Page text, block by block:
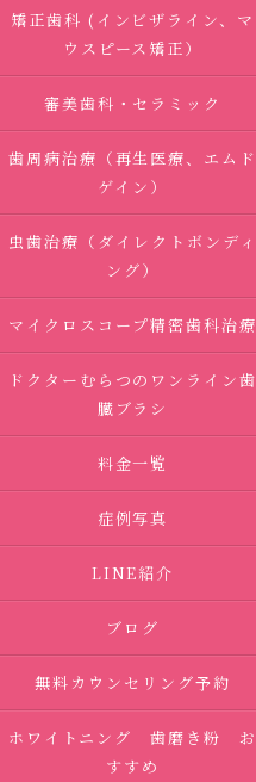
矯正歯科 (インビザライン、マ
ウスピース矯正）
審美歯科・セラミック
歯周病治療（再生医療、エムド
ゲイン）
虫歯治療（ダイレクトボンディ
ング）
マイクロスコープ精密歯科治療
ドクターむらつのワンライン歯
臓ブラシ
料金一覧
症例写真
LINE紹介
ブログ
無料カウンセリング予約
ホワイトニング 歯磨き粉 お
すすめ